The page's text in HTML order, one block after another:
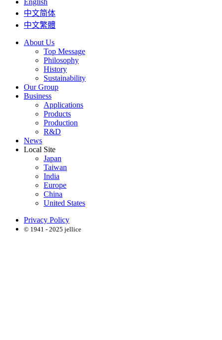
中文简体
中文繁體
About Us
Top Message
Philosophy
History
Sustainability
Our Group
Business
Applications
Products
Production
R&D
News
Local Site
Japan
Taiwan
India
Europe
China
United States
Privacy Policy
© 1941 - 2025 jellice